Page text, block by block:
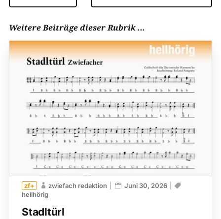
Weitere Beiträge dieser Rubrik ...
Stadltürl
zwiefach redaktion
Juni 30, 2026
hellhörig